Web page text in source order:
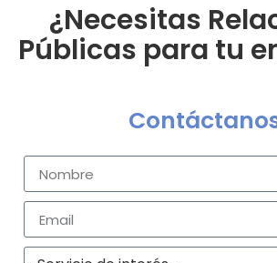
¿Necesitas
Públicas para tu